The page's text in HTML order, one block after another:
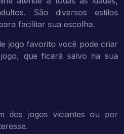
São diversos estilos
facilitar sua escolha.
jogo favorito você pode criar
que ficará salvo na sua
dos jogos viciantes ou por